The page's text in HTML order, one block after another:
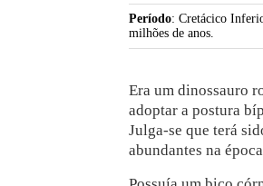
Período: Cretácico
milhões de anos.
Era um dinossauro
adoptar a postura
Julga-se que terá
abundantes na